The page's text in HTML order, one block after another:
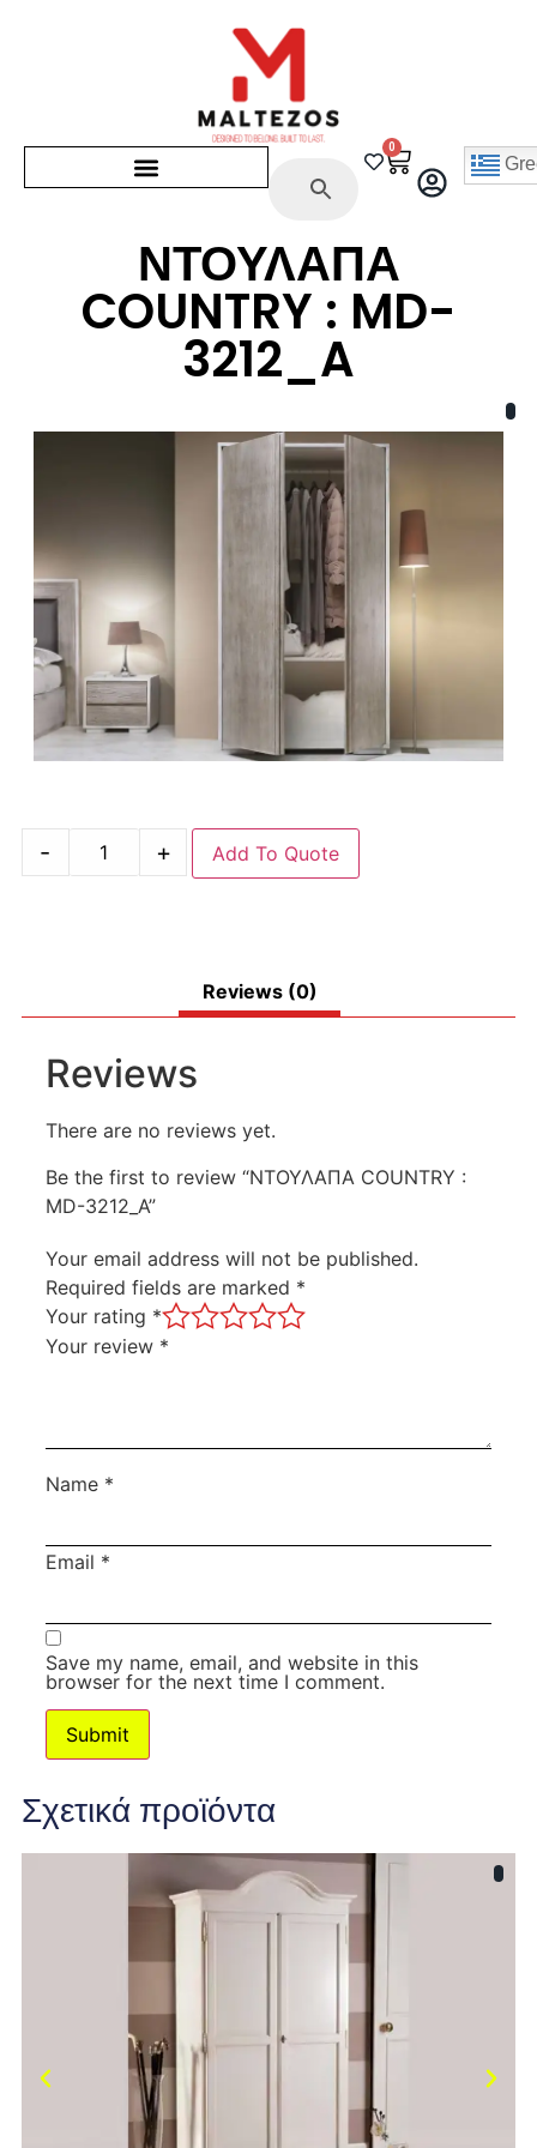
0
ΝΤΟΥΛΑΠΑ
COUNTRY : MD-
3212_A
- + Add To Quote
Reviews (0)
Reviews
There are no reviews yet.
Be the first to review “ΝΤΟΥΛΑΠΑ COUNTRY :
MD-3212_A”
Your email address will not be published.
Required fields are marked *
Your rating *
Your review *
Name *
Email *
Save my name, email, and website in this
browser for the next time I comment.
Σχετικά προϊόντα